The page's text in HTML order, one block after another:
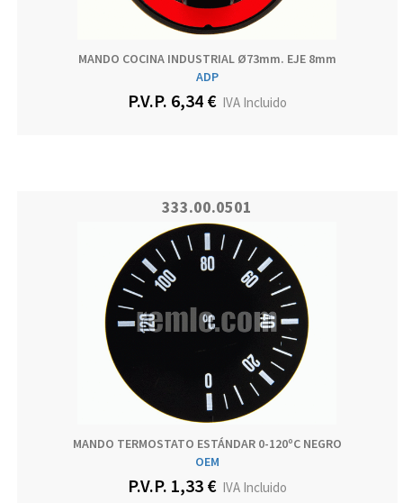
MANDO COCINA INDUSTRIAL Ø73mm. EJE 8mm
ADP
P.V.P. 6,34 €IVA Incluido
333.00.0501
MANDO TERMOSTATO ESTÁNDAR 0-120ºC NEGRO
OEM
P.V.P. 1,33 €IVA Incluido